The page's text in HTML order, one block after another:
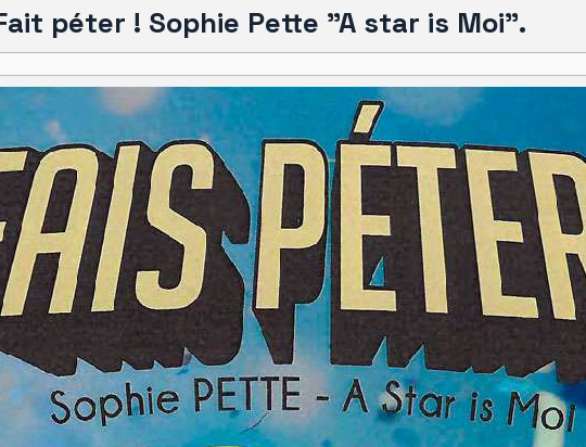
péter ! Sophie Pette "A star is Moi".